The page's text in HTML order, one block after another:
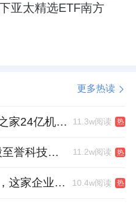
亚太精选ETF南方
更多热读
家居卖场首单！居然之家24亿机构间REITs获深交所无异议函 11.3w阅读 热
名家汇拟2.6亿元参股至誉科技，跨界布局工业级固态存储 11.2w阅读 热
藏在家居供应链深处，这家企业正在悄悄转型 10.4w阅读 热